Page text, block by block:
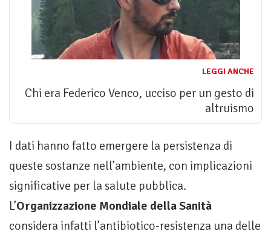
LEGGI ANCHE
Chi era Federico Venco, ucciso per un gesto di
altruismo
I dati hanno fatto emergere la persistenza di
queste sostanze nell’ambiente, con implicazioni
significative per la salute pubblica.
L’Organizzazione Mondiale della Sanità
considera infatti l’antibiotico-resistenza una delle